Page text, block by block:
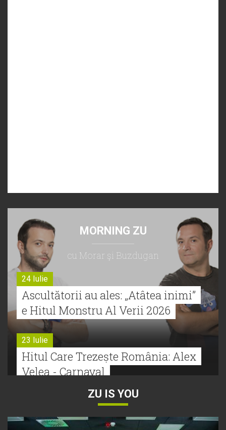
MORNING ZU
cu Morar şi Buzdugan
24 Iulie
Ascultătorii au ales: „Atâtea inimi”
e Hitul Monstru Al Verii 2026
23 Iulie
Hitul Care Trezește România: Alex
Velea - Carnaval
Bătălie strânsă la Hitul Monstru Al
ZU IS YOU